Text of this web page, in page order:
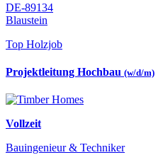
DE-89134
Blaustein
Top Holzjob
Projektleitung Hochbau (w/d/m)
Vollzeit
Bauingenieur & Techniker